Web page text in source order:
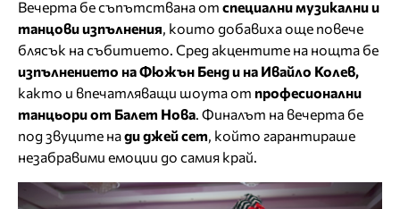
Вечерта бе съпътствана от специални музикални и
танцови изпълнения , които добавиха още повече
блясък на събитието. Сред акцентите на нощта бе
изпълнението на Фюжън Бенд и на Ивайло Колев,
както и впечатляващи шоута от професионални
танцьори от Балет Нова . Финалът на вечерта бе
под звуците нади джей сет , който гарантираше
незабравими емоции до самия край.